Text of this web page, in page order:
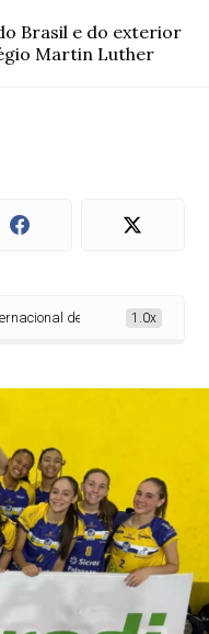
Brasil e do exterior
Martin Luther
de vôlei feminino1.0x